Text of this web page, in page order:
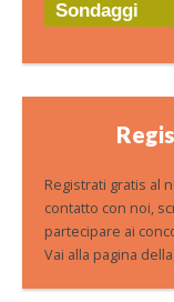
Sondaggi
Registrati gratis al
contatto con noi,
partecipare ai
Vai alla pagina della